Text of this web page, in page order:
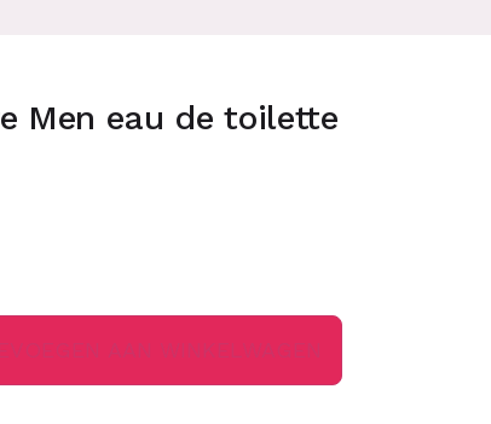
Men eau de toilette